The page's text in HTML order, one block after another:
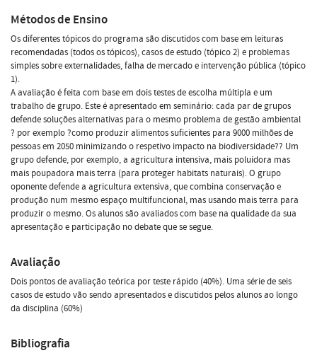
Métodos de Ensino
Os diferentes tópicos do programa são discutidos com base em leituras
recomendadas (todos os tópicos), casos de estudo (tópico 2) e problemas
simples sobre externalidades, falha de mercado e intervenção pública (tópico
1).
A avaliação é feita com base em dois testes de escolha múltipla e um
trabalho de grupo. Este é apresentado em seminário: cada par de grupos
defende soluções alternativas para o mesmo problema de gestão ambiental
? por exemplo ?como produzir alimentos suficientes para 9000 milhões de
pessoas em 2050 minimizando o respetivo impacto na biodiversidade?? Um
grupo defende, por exemplo, a agricultura intensiva, mais poluidora mas
mais poupadora mais terra (para proteger habitats naturais). O grupo
oponente defende a agricultura extensiva, que combina conservação e
produção num mesmo espaço multifuncional, mas usando mais terra para
produzir o mesmo. Os alunos são avaliados com base na qualidade da sua
apresentação e participação no debate que se segue.
Avaliação
Dois pontos de avaliação teórica por teste rápido (40%). Uma série de seis
casos de estudo vão sendo apresentados e discutidos pelos alunos ao longo
da disciplina (60%)
Bibliografia